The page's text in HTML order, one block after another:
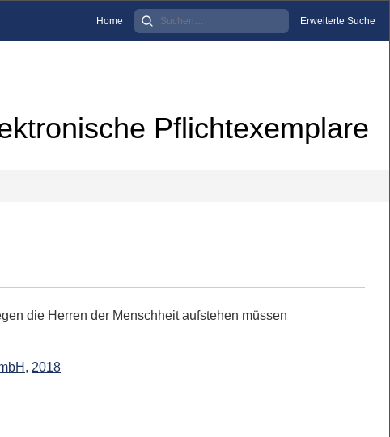
Home Erweiterte Suche
Pflichtexemplare
die Herren der Menschheit aufstehen müssen
, 2018